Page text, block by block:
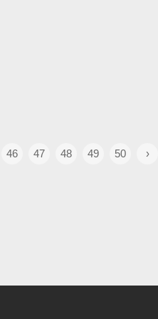
46 47 48 49 50 ›